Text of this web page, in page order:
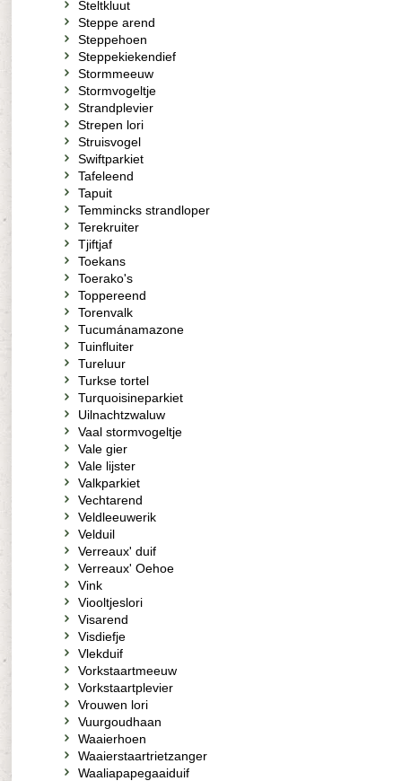
Steltkluut
Steppe arend
Steppehoen
Steppekiekendief
Stormmeeuw
Stormvogeltje
Strandplevier
Strepen lori
Struisvogel
Swiftparkiet
Tafeleend
Tapuit
Temmincks strandloper
Terekruiter
Tjiftjaf
Toekans
Toerako's
Toppereend
Torenvalk
Tucumánamazone
Tuinfluiter
Tureluur
Turkse tortel
Turquoisineparkiet
Uilnachtzwaluw
Vaal stormvogeltje
Vale gier
Vale lijster
Valkparkiet
Vechtarend
Veldleeuwerik
Velduil
Verreaux' duif
Verreaux' Oehoe
Vink
Viooltjeslori
Visarend
Visdiefje
Vlekduif
Vorkstaartmeeuw
Vorkstaartplevier
Vrouwen lori
Vuurgoudhaan
Waaierhoen
Waaierstaartrietzanger
Waaliapapegaaiduif